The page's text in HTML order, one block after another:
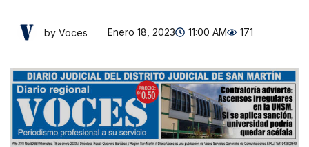
by Voces Enero 18, 2023 11:00 AM 171